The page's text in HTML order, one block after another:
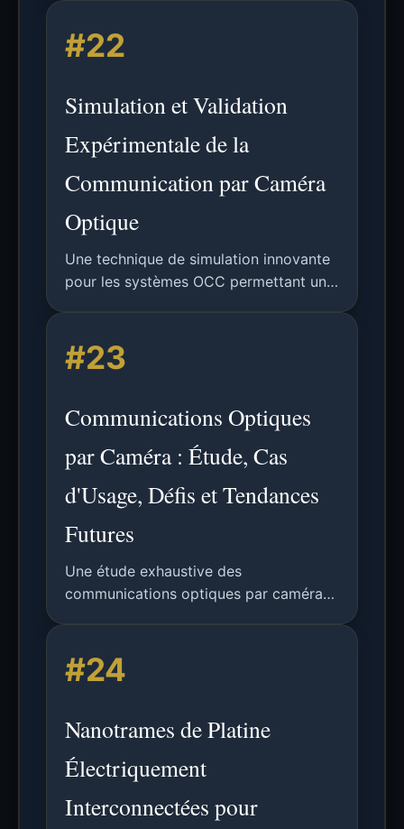
pour la transmission de données et la
photogrammétrie pour le
#22
Simulation et Validation
Expérimentale de la
Communication par Caméra
Optique
Une technique de simulation innovante
pour les systèmes OCC permettant un
expérimentalement pour deux caméras.
#23
Communications Optiques
par Caméra : Étude, Cas
d'Usage, Défis et Tendances
Futures
Une étude exhaustive des
communications optiques par caméra
modulation, le codage, la
synchronisation, le traitement du signal,
de mouvement et les systèmes de
#24
Nanotrames de Platine
Électriquement
Interconnectées pour